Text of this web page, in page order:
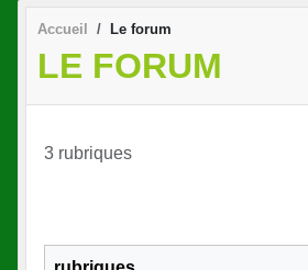
Accueil Le forum
LE FORUM
3 rubriques